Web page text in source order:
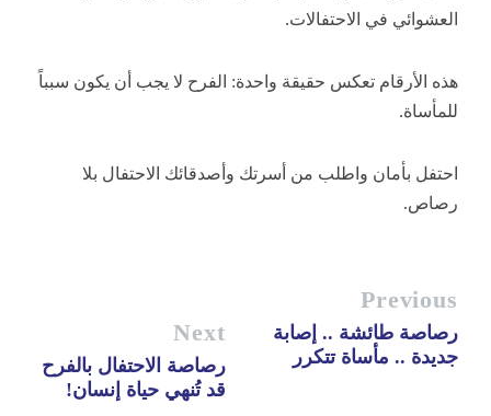
العشوائي في الاحتفالات.
هذه الأرقام تعكس حقيقة واحدة: الفرح لا يجب أن يكون سبباً
للمأساة.
احتفل بأمان واطلب من أسرتك وأصدقائك الاحتفال بلا
رصاص.
Previous
رصاصة طائشة .. إصابة
جديدة .. مأساة تتكرر
Next
رصاصة الاحتفال بالفرح
قد تُنهي حياة إنسان!